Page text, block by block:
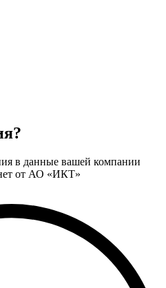
в данные вашей компании
от АО «ИКТ»